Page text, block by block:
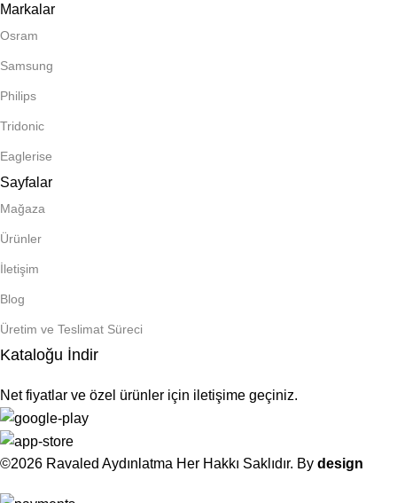
Markalar
Osram
Samsung
Philips
Tridonic
Eaglerise
Sayfalar
Mağaza
Ürünler
İletişim
Blog
Üretim ve Teslimat Süreci
Kataloğu İndir
Net fiyatlar ve özel ürünler için iletişime geçiniz.
©2026 Ravaled Aydınlatma Her Hakkı Saklıdır. By design